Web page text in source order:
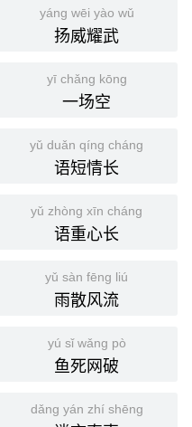
yáng wēi yào wǔ
扬威耀武
yī chǎng kōng
一场空
yǔ duǎn qíng cháng
语短情长
yǔ zhòng xīn cháng
语重心长
yǔ sàn fēng liú
雨散风流
yú sǐ wǎng pò
鱼死网破
dǎng yán zhí shēng